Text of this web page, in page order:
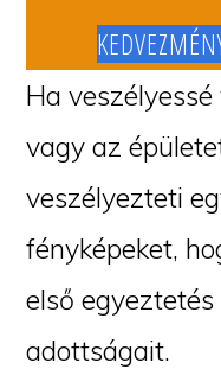
Ha
vagy az
veszélyezteti
fényképeket,
első
adottságait.